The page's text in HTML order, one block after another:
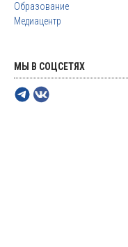
Образование
Медиацентр
МЫ В СОЦСЕТЯХ